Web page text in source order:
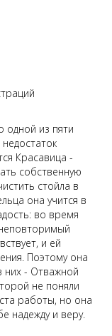
одной из пяти
Красавица -
собственную
стойла в
она учится в
во время
и ей
Поэтому она
них - Отважной
не поняли
работы, но она
надежду и веру.